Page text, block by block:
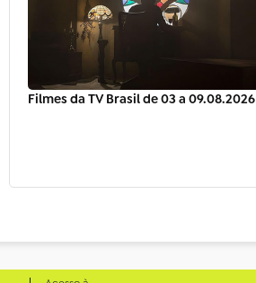
Filmes da TV Brasil de 03 a 09.08.2026